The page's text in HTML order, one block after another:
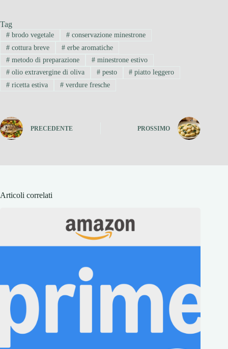
Tag
#brodo vegetale #conservazione minestrone
#cottura breve #erbe aromatiche
#metodo di preparazione #minestrone estivo
#olio extravergine di oliva #pesto # piatto leggero
#ricetta estiva #verdure fresche
PRECEDENTE PROSSIMO
Articoli correlati